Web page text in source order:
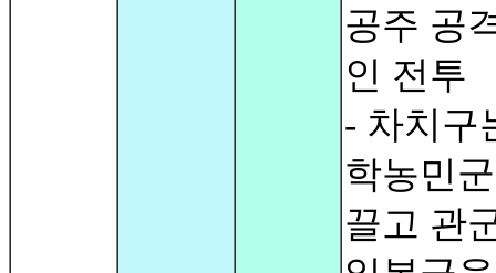
공주 공
인 전투
- 차치구
학농민
끌고 관